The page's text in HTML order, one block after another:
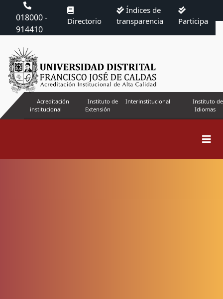
018000 -
914410
Directorio
Índices de
transparencia
Participa
Acreditación
institucional
Instituto de
Extensión
Interinstitucional
Instituto de
Idiomas